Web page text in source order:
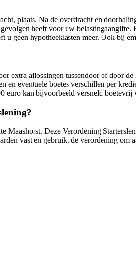
plaats. Na de overdracht en
heeft voor uw
u geen hypotheeklasten meer. Ook
extra aflossingen tussendoor of door
en eventuele boetes verschillen per
euro kan bijvoorbeeld versneld
Deze Verordening
vast en gebruikt de verordening om